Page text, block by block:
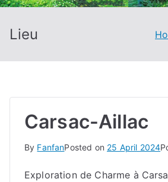
Lieu
Carsac-Aillac
By FanfanPosted on 25 April 2024
Exploration de Charme à